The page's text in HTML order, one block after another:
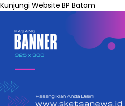
Kunjungi Website BP Batam